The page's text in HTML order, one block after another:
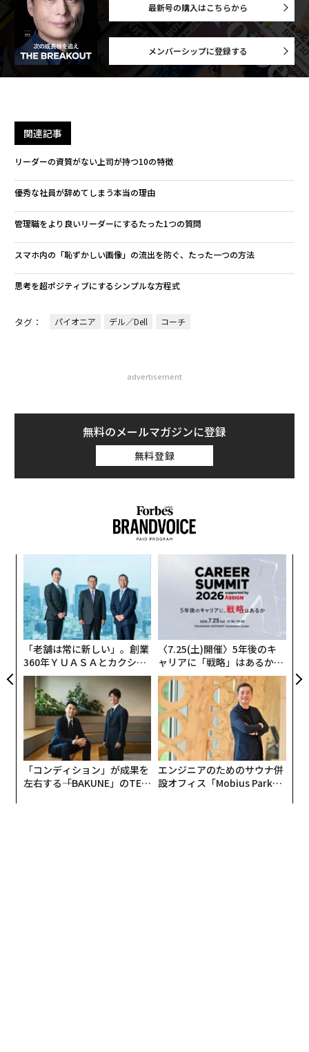
最新号の購入はこちらから
メンバーシップに登録する
関連記事
リーダーの資質がない上司が持つ10の特徴
優秀な社員が辞めてしまう本当の理由
管理職をより良いリーダーにするたった1つの質問
スマホ内の「恥ずかしい画像」の流出を防ぐ、たった一つの方法
思考を超ポジティブにするシンプルな方程式
タグ： パイオニア デル／Dell コーチ
advertisement
無料のメールマガジンに登録
無料登録
「老舗は常に新しい」。創業
360年ＹＵＡＳＡとカクシン
CEO田尻望が語る、AIを超え
る人の価値
〈7.25(土)開催〉5年後のキ
ャリアに「戦略」はあるか。
トップエグゼクティブのキャ
リアに触れる1日│CAREER S
UMMIT 2026
「コンディション」が成果を
左右する――「BAKUNE」のTEN
エンジニアのためのサウナ併
設オフィス「Mobius Park」